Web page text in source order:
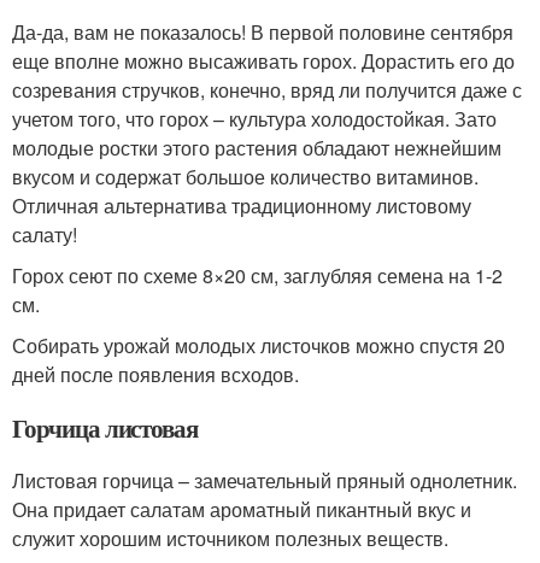
Да-да, вам не показалось! В первой половине сентября
еще вполне можно высаживать горох. Дорастить его до
созревания стручков, конечно, вряд ли получится даже с
учетом того, что горох – культура холодостойкая. Зато
молодые ростки этого растения обладают нежнейшим
вкусом и содержат большое количество витаминов.
Отличная альтернатива традиционному листовому
салату!
Горох сеют по схеме 8×20 см, заглубляя семена на 1-2
см.
Собирать урожай молодых листочков можно спустя 20
дней после появления всходов.
Горчица листовая
Листовая горчица – замечательный пряный однолетник.
Она придает салатам ароматный пикантный вкус и
служит хорошим источником полезных веществ.